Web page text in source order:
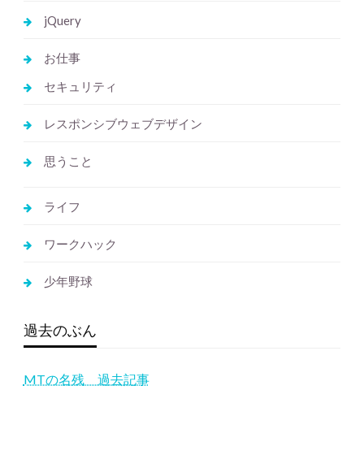
jQuery
お仕事
セキュリティ
レスポンシブウェブデザイン
思うこと
ライフ
ワークハック
少年野球
過去のぶん
MTの名残 過去記事